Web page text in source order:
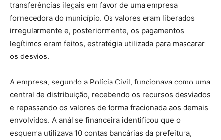
transferências ilegais em favor de uma empresa
fornecedora do município. Os valores eram liberados
irregularmente e, posteriormente, os pagamentos
legítimos eram feitos, estratégia utilizada para mascarar
os desvios.
A empresa, segundo a Polícia Civil, funcionava como uma
central de distribuição, recebendo os recursos desviados
e repassando os valores de forma fracionada aos demais
envolvidos. A análise financeira identificou que o
esquema utilizava 10 contas bancárias da prefeitura,